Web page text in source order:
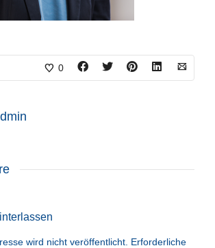
0
wird nicht veröffentlicht. Erforderliche